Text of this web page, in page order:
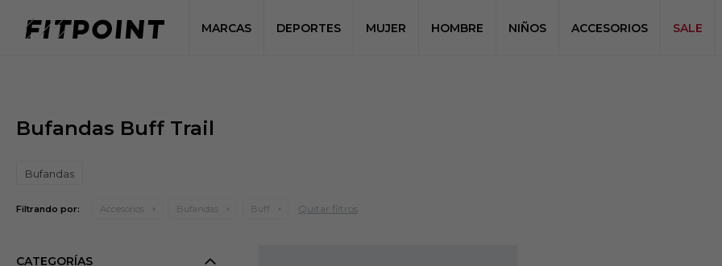
MARCAS DEPORTES MUJER HOMBRE NIÑOS ACCESORIOS SALE
Bufandas Buff Trail
Bufandas
Filtrando por: Accesorios Bufandas Buff Quitar filtros
CATEGORÍAS